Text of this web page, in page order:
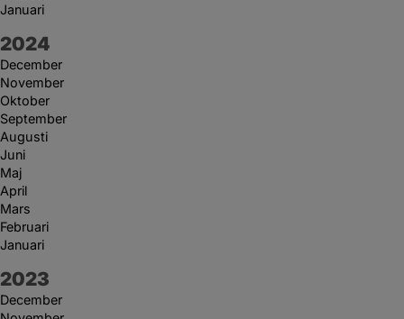
Januari
År:
2024
December
November
Oktober
September
Augusti
Juni
Maj
April
Mars
Februari
Januari
År:
2023
December